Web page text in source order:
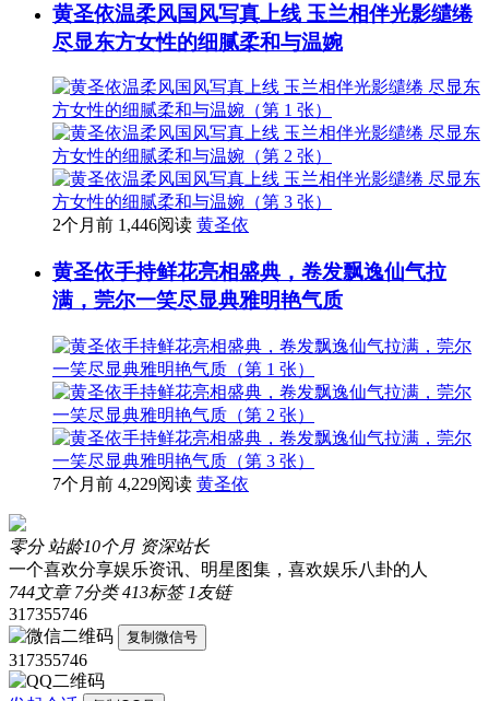
黄圣依温柔风国风写真上线 玉兰相伴光影缱绻
尽显东方女性的细腻柔和与温婉
2个月前 1,446阅读 黄圣依
黄圣依手持鲜花亮相盛典，卷发飘逸仙气拉
满，莞尔一笑尽显典雅明艳气质
7个月前 4,229阅读 黄圣依
零分 站龄10个月 资深站长
一个喜欢分享娱乐资讯、明星图集，喜欢娱乐八卦的人
744文章 7分类 413标签 1友链
317355746
复制微信号
317355746